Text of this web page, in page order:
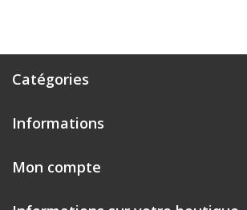
Catégories
Informations
Mon compte